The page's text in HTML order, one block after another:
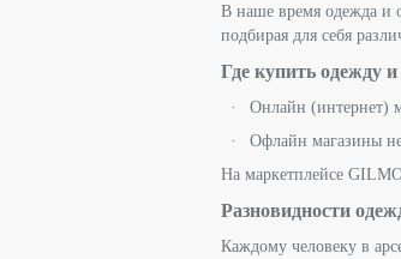
В наше время одежда и
подбирая для себя
Где купить одежду
Онлайн (интернет)
Офлайн магазины не
На маркетплейсе
Разновидности
Каждому человеку в